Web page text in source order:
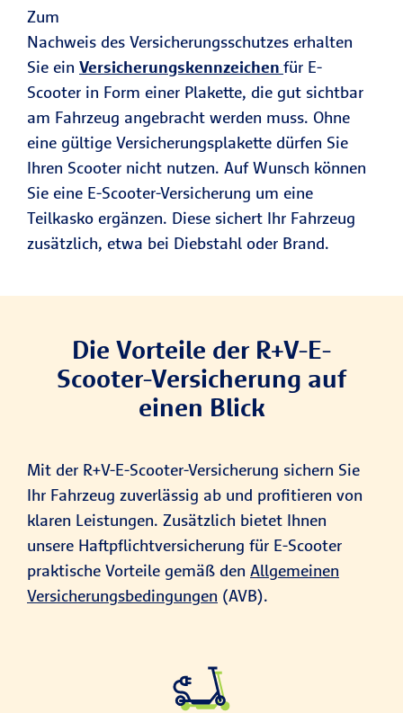
Zum
Nachweis des Versicherungsschutzes erhalten
Sie ein Versicherungskennzeichen für E-
Scooter in Form einer Plakette, die gut sichtbar
am Fahrzeug angebracht werden muss. Ohne
eine gültige Versicherungsplakette dürfen Sie
Ihren Scooter nicht nutzen. Auf Wunsch können
Sie eine E-Scooter-Versicherung um eine
Teilkasko ergänzen. Diese sichert Ihr Fahrzeug
zusätzlich, etwa bei Diebstahl oder Brand.
Die Vorteile der R+V-E-
Scooter-Versicherung auf
einen Blick
Mit der R+V-E-Scooter-Versicherung sichern Sie
Ihr Fahrzeug zuverlässig ab und profitieren von
klaren Leistungen. Zusätzlich bietet Ihnen
unsere Haftpflichtversicherung für E-Scooter
praktische Vorteile gemäß den Allgemeinen
Versicherungsbedingungen (AVB).